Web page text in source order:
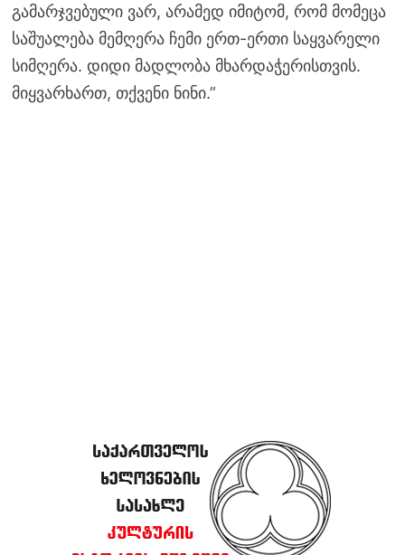
გამარჯვებული ვარ, არამედ იმიტომ, რომ მომეცა
საშუალება მემღერა ჩემი ერთ-ერთი საყვარელი
სიმღერა. დიდი მადლობა მხარდაჭერისთვის.
მიყვარხართ, თქვენი ნინი.”